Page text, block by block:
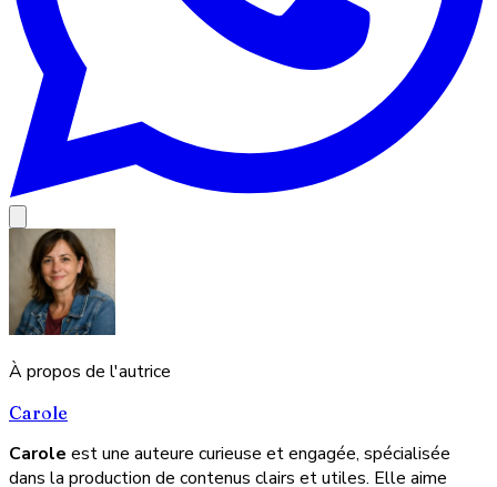
À propos de l'autrice
Carole
Carole est une auteure curieuse et engagée, spécialisée
dans la production de contenus clairs et utiles. Elle aime